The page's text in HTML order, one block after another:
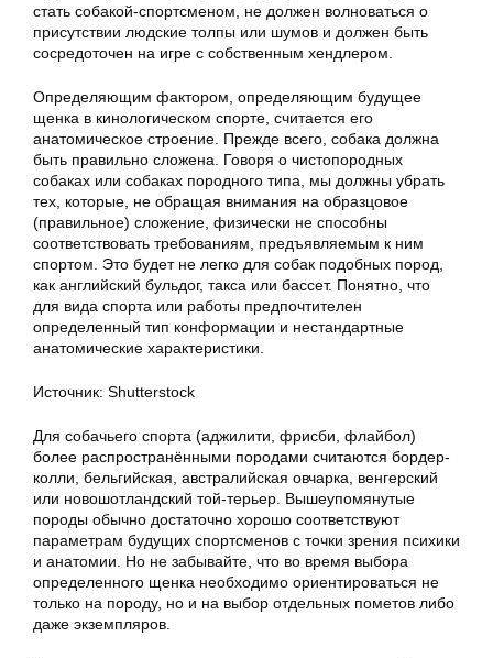
стать собакой-спортсменом, не должен волноваться о
присутствии людские толпы или шумов и должен быть
сосредоточен на игре с собственным хендлером.
Определяющим фактором, определяющим будущее
щенка в кинологическом спорте, считается его
анатомическое строение. Прежде всего, собака должна
быть правильно сложена. Говоря о чистопородных
собаках или собаках породного типа, мы должны убрать
тех, которые, не обращая внимания на образцовое
(правильное) сложение, физически не способны
соответствовать требованиям, предъявляемым к ним
спортом. Это будет не легко для собак подобных пород,
как английский бульдог, такса или бассет. Понятно, что
для вида спорта или работы предпочтителен
определенный тип конформации и нестандартные
анатомические характеристики.
Источник: Shutterstock
Для собачьего спорта (аджилити, фрисби, флайбол)
более распространёнными породами считаются бордер-
колли, бельгийская, австралийская овчарка, венгерский
или новошотландский той-терьер. Вышеупомянутые
породы обычно достаточно хорошо соответствуют
параметрам будущих спортсменов с точки зрения психики
и анатомии. Но не забывайте, что во время выбора
определенного щенка необходимо ориентироваться не
только на породу, но и на выбор отдельных пометов либо
даже экземпляров.